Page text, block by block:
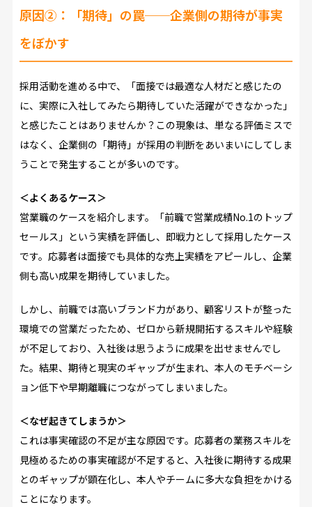
原因②：「期待」の罠──企業側の期待が事実
をぼかす
採用活動を進める中で、「面接では最適な人材だと感じたの
に、実際に入社してみたら期待していた活躍ができなかった」
と感じたことはありませんか？この現象は、単なる評価ミスで
はなく、企業側の「期待」が採用の判断をあいまいにしてしま
うことで発生することが多いのです。
＜よくあるケース＞
営業職のケースを紹介します。「前職で営業成績No.1のトップ
セールス」という実績を評価し、即戦力として採用したケース
です。応募者は面接でも具体的な売上実績をアピールし、企業
側も高い成果を期待していました。
しかし、前職では高いブランド力があり、顧客リストが整った
環境での営業だったため、ゼロから新規開拓するスキルや経験
が不足しており、入社後は思うように成果を出せませんでし
た。結果、期待と現実のギャップが生まれ、本人のモチベーシ
ョン低下や早期離職につながってしまいました。
＜なぜ起きてしまうか＞
これは事実確認の不足が主な原因です。応募者の業務スキルを
見極めるための事実確認が不足すると、入社後に期待する成果
とのギャップが顕在化し、本人やチームに多大な負担をかける
ことになります。